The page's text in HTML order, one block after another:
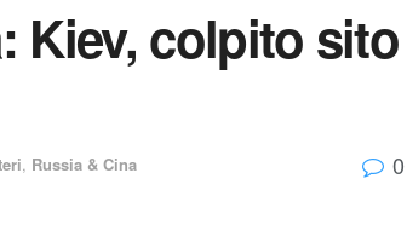
Kiev, colpito sito
, Russia & Cina 0